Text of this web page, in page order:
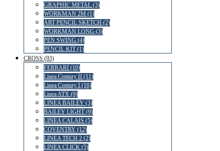
GRAPHIC METAL (3)
WORKMAN 2M (1)
ART PENCIL SKETCH (2)
WORKMAN LONG (3)
PEN SWING (4)
PENCIL KIT (1)
CROSS (93)
FERRARI (10)
Linea Century II (11)
Linea Century I (16)
Linea ATX (9)
LINEA BAILEY (3)
BAILEY LIGHT (9)
LINEA CALAIS (5)
COVENTRY (12)
LINEA TECH 2 (2)
LINEA CLICK (5)